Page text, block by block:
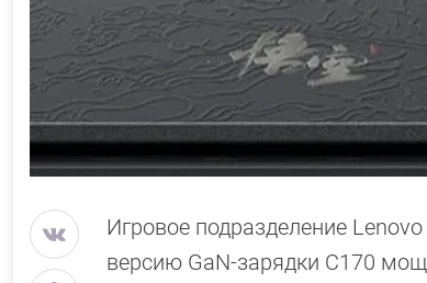
Игровое подразделение
версию GaN-зарядки C170